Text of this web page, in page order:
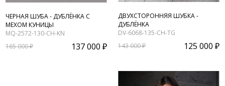
ЧЕРНАЯ ШУБА - ДУБЛЁНКА С
МЕХОМ КУНИЦЫ
MQ-2572-130-CH-KN
165 000 ₽
137 000 ₽
ДВУХСТОРОННЯЯ ШУБКА -
ДУБЛЁНКА
DV-6068-135-CH-TG
143 000 ₽
125 000 ₽